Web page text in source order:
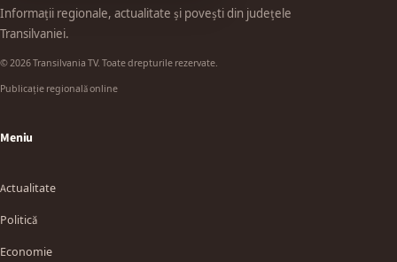
Informații regionale, actualitate și povești din județele
Transilvaniei.
© 2026 Transilvania TV. Toate drepturile rezervate.
Publicație regională online
Meniu
Actualitate
Politică
Economie